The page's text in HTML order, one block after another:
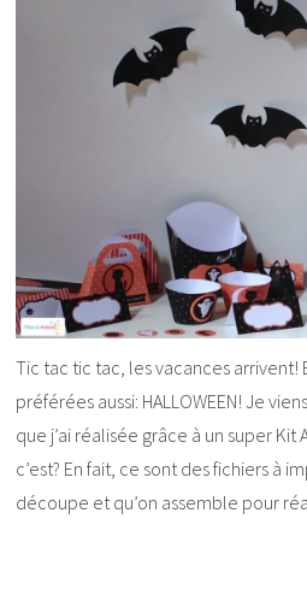
Tic tac tic tac, les vacances arrivent!
préférées aussi: HALLOWEEN! Je
que j’ai réalisée grâce à un super Kit
c’est? En fait, ce sont des fichiers à
découpe et qu’on assemble pour